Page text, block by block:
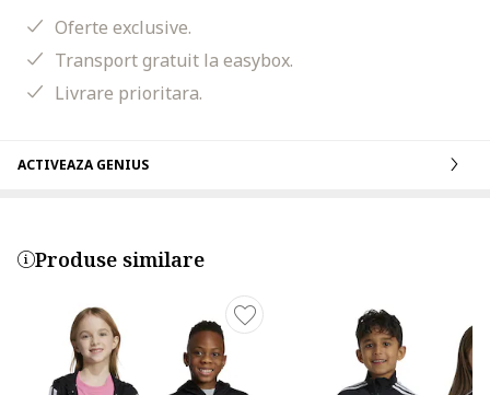
Oferte exclusive.
Transport gratuit la easybox.
Livrare prioritara.
ACTIVEAZA GENIUS
Produse similare